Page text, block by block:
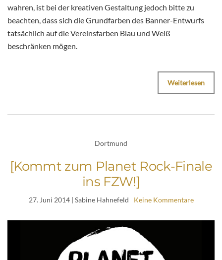
wahren, ist bei der kreativen Gestaltung jedoch bitte zu
beachten, dass sich die Grundfarben des Banner-Entwurfs
tatsächlich auf die Vereinsfarben Blau und Weiß
beschränken mögen.
Weiterlesen
Dortmund
[Kommt zum Planet Rock-Finale
ins FZW!]
27. Juni 2014| Sabine Hahnefeld Keine Kommentare